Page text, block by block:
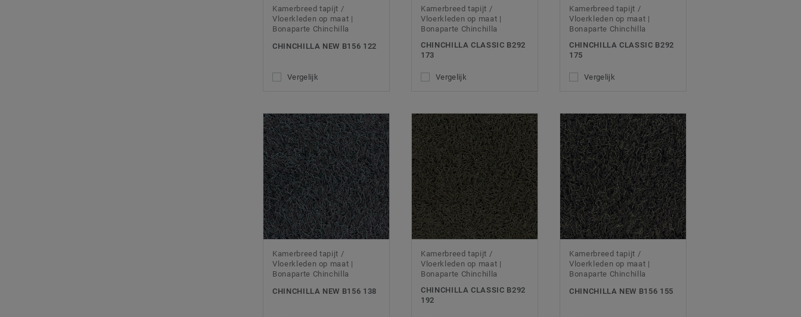
Kamerbreed tapijt /
Vloerkleden op maat |
Bonaparte Chinchilla
CHINCHILLA NEW B156 122
Vergelijk
Kamerbreed tapijt /
Vloerkleden op maat |
Bonaparte Chinchilla
CHINCHILLA CLASSIC B292
173
Vergelijk
Kamerbreed tapijt /
Vloerkleden op maat |
Bonaparte Chinchilla
CHINCHILLA CLASSIC B292
175
Vergelijk
Kamerbreed tapijt /
Vloerkleden op maat |
Bonaparte Chinchilla
CHINCHILLA NEW B156 138
Kamerbreed tapijt /
Vloerkleden op maat |
Bonaparte Chinchilla
CHINCHILLA CLASSIC B292
192
Kamerbreed tapijt /
Vloerkleden op maat |
Bonaparte Chinchilla
CHINCHILLA NEW B156 155